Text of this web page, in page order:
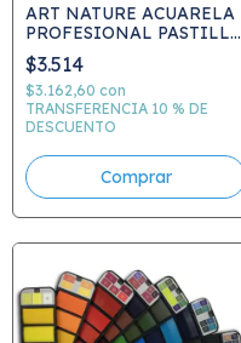
ART NATURE ACUARELA
PROFESIONAL PASTILLA
4GRS. - PRECIO POR
UNIDAD
$3.514
$3.162,60 con
TRANSFERENCIA 10 % DE
DESCUENTO
Comprar